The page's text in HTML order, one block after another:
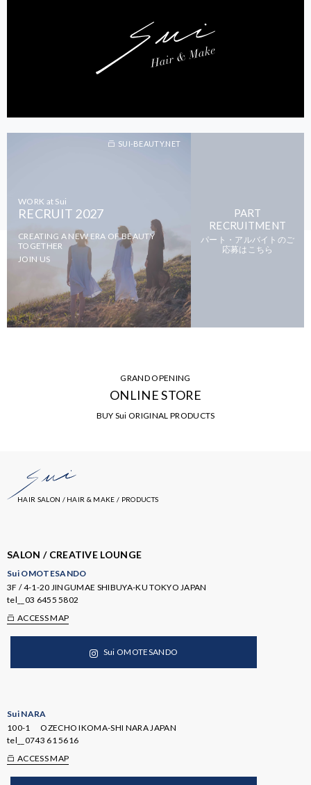
WORK at Sui
RECRUIT 2027
CREATING A NEW ERA OF BEAUTY
TOGETHER
JOIN US
SUI-BEAUTY.NET
PART
RECRUITMENT
パート・アルバイトのご
応募はこちら
GRAND OPENING
ONLINE STORE
BUY Sui ORIGINAL PRODUCTS
HAIR SALON / HAIR & MAKE / PRODUCTS
SALON / CREATIVE LOUNGE
Sui OMOTESANDO
3F / 4-1-20 JINGUMAE SHIBUYA-KU TOKYO JAPAN
tel__ 03 6455 5802
ACCESS MAP
Sui OMOTESANDO
Sui NARA
100-1 OZECHO IKOMA-SHI NARA JAPAN
tel__ 0743 61 5616
ACCESS MAP